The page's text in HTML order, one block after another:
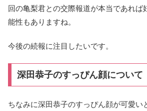
回の亀梨君との交際報道が本当であれば
能性もありますね。
今後の続報に注目したいです。
深田恭子のすっぴん顔について
ちなみに深田恭子のすっぴん顔が可愛い